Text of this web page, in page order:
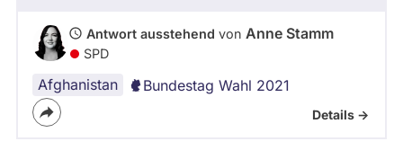
Antwort ausstehend von Anne Stamm
SPD
Afghanistan Bundestag Wahl 2021
Details ->